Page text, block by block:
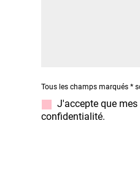
Tous les champs marqués *
J'accepte que
confidentialité.